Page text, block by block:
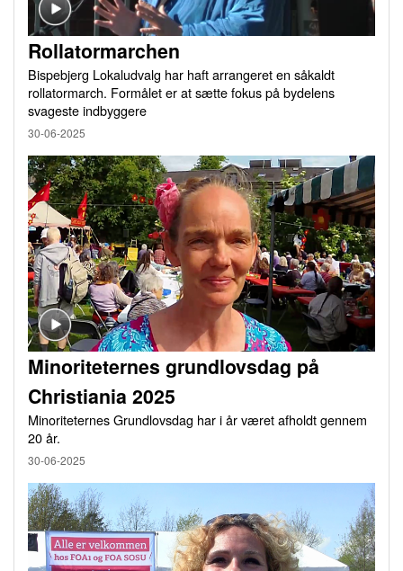
Rollatormarchen
Bispebjerg Lokaludvalg har haft arrangeret en såkaldt
rollatormarch. Formålet er at sætte fokus på bydelens
svageste indbyggere
30-06-2025
Minoriteternes grundlovsdag på
Christiania 2025
Minoriteternes Grundlovsdag har i år været afholdt gennem
20 år.
30-06-2025